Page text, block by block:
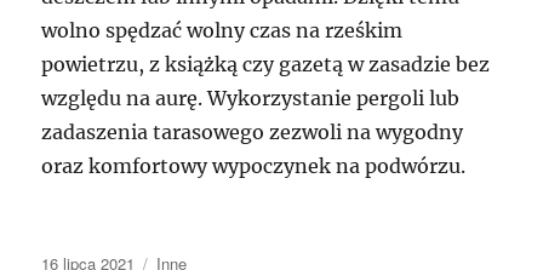
wolno spędzać wolny czas na rześkim
powietrzu, z książką czy gazetą w zasadzie bez
względu na aurę. Wykorzystanie pergoli lub
zadaszenia tarasowego zezwoli na wygodny
oraz komfortowy wypoczynek na podwórzu.
Data
16 lipca 2021 Kategorie
Inne